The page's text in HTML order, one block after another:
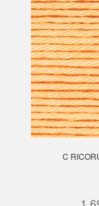
C